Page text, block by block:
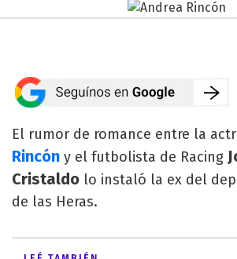
El rumor de romance entre la
Rincón y el futbolista de Racing
Cristaldo lo instaló la ex del
de las Heras.